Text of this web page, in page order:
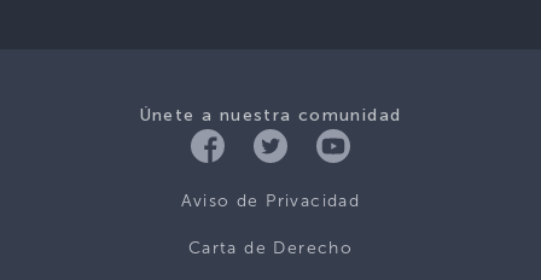
Únete a nuestra comunidad
Aviso de Privacidad
Carta de Derecho